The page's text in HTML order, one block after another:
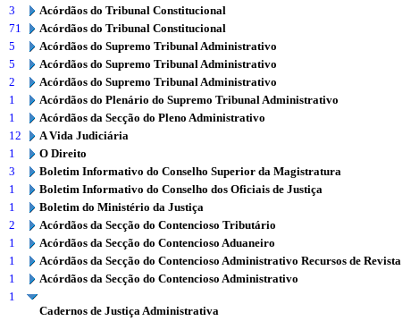
3
Acórdãos do Tribunal Constitucional
71
Acórdãos do Tribunal Constitucional
5
Acórdãos do Supremo Tribunal Administrativo
5
Acórdãos do Supremo Tribunal Administrativo
2
Acórdãos do Supremo Tribunal Administrativo
1
Acórdãos do Plenário do Supremo Tribunal Administrativo
1
Acórdãos da Secção do Pleno Administrativo
12
A Vida Judiciária
1
O Direito
3
Boletim Informativo do Conselho Superior da Magistratura
1
Boletim Informativo do Conselho dos Oficiais de Justiça
1
Boletim do Ministério da Justiça
2
Acórdãos da Secção do Contencioso Tributário
1
Acórdãos da Secção do Contencioso Aduaneiro
1
Acórdãos da Secção do Contencioso Administrativo Recursos de Revista
1
Acórdãos da Secção do Contencioso Administrativo
1
Cadernos de Justiça Administrativa